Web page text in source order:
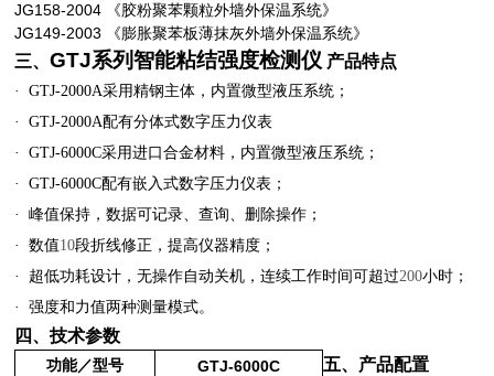
JG158-2004 《胶粉聚苯颗粒外墙外保温系统》
JG149-2003 《膨胀聚苯板薄抹灰外墙外保温系统》
三、GTJ系列智能粘结强度检测仪 产品特点
· GTJ-2000A采用精钢主体，内置微型液压系统；
·
GTJ-2000A配有分体式数字压力仪表
·
GTJ-6000C采用进口合金材料，内置微型液压系统；
·
GTJ-6000C配有嵌入式数字压力仪表；
·
峰值保持，数据可记录、查询、删除操作；
·
数值10段折线修正，提高仪器精度；
·
超低功耗设计，无操作自动关机，连续工作时间可超过200小时；
·
强度和力值两种测量模式。
四、技术参数
功能／型号 GTJ-6000C 五、产品配置